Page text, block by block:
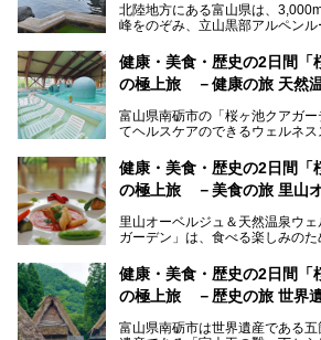
ます。日常から少し離れて、山懐
方にぴったりの温泉です。冬な
───
提供元：オリックス・ホテルマ
この記事は黒部・宇奈月温泉 や
北陸地方にある富山県は、
峰をのぞみ、立山黒部アルペン
の（新鮮な）海の幸も見逃せま
北陸新幹線が開業し、実は東京か
のいい天然温泉が豊富で、すぐ
満載ですよ。
健康・美食・歴史の2日間「
の極上旅 －健康の旅 天然
富山県南砺市の「桜ヶ池クアガ
てヘルスケアのできるウェルネス
るので、ゆったり楽しみながら
そんな「桜ヶ池クアガーデン」の
ートしたいと思います。
健康・美食・歴史の2日間「
の極上旅 －美食の旅 里山
里山オーベルジュ＆天然温泉ウ
ガーデン」は、食べる楽しみのた
月、水はフレンチ、火、木は和食
とディナーで味わえます。オリ
す。
そんな「桜ヶ池クアガーデン」
健康・美食・歴史の2日間「
の極上旅 －歴史の旅 世界
富山県南砺市は世界遺産である